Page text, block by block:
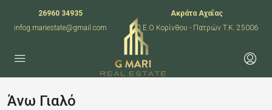
26960 34935
infog.mariestate@gmail.com
Ακράτα Αχαΐας
Π.Ε.Ο Κορίνθου - Πατρών T.K. 25006
Άνω Γιαλό